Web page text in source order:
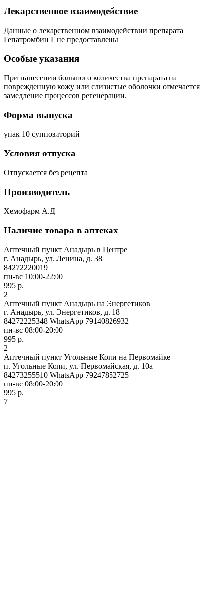
Лекарственное взаимодействие
Данные о лекарственном взаимодействии препарата
Гепатромбин Г не предоставлены
Особые указания
При нанесении большого количества препарата на
поврежденную кожу или слизистые оболочки отмечается
замедление процессов регенерации.
Форма выпуска
упак 10 суппозиторий
Условия отпуска
Отпускается без рецепта
Производитель
Хемофарм А.Д.
Наличие товара в аптеках
Аптечный пункт Анадырь в Центре
г. Анадырь, ул. Ленина, д. 38
84272220019
пн-вс 10:00-22:00
995 р.
2
Аптечный пункт Анадырь на Энергетиков
г. Анадырь, ул. Энергетиков, д. 18
84272225348 WhatsApp 79140826932
пн-вс 08:00-20:00
995 р.
2
Аптечный пункт Угольные Копи на Первомайке
п. Угольные Копи, ул. Первомайская, д. 10а
84273255510 WhatsApp 79247852725
пн-вс 08:00-20:00
995 р.
7